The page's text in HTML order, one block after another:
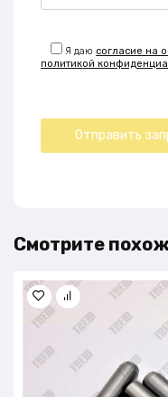
Я даюсогласие на
политикой
Смотрите